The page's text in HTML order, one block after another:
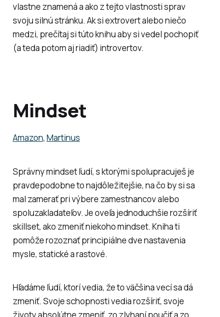
vlastne znamená a ako z tejto vlastnosti sprav
svoju silnú stránku. Ak si extrovert alebo niečo
medzi, prečítaj si túto knihu aby si vedel pochopiť
(a teda potom aj riadiť) introvertov.
Mindset
Amazon, Martinus
Správny mindset ľudí, s ktorými spolupracuješ je
pravdepodobne to najdôležitejšie, na čo by si sa
mal zamerať pri výbere zamestnancov alebo
spoluzakladateľov. Je oveľa jednoduchšie rozšíriť
skillset, ako zmeniť niekoho mindset. Kniha ti
pomôže rozoznať principiálne dve nastavenia
mysle, statické a rastové.
Hľadáme ľudí, ktorí vedia, že to väčšina vecí sa dá
zmeniť. Svoje schopnosti vedia rozšíriť, svoje